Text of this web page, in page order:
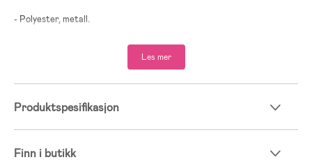
- Polyester, metall.
Les mer
Produktspesifikasjon
Finn i butikk